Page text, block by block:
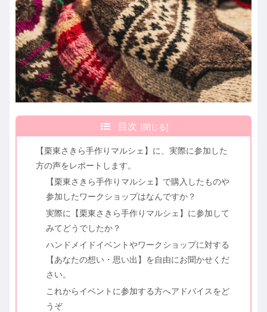
目次
【栗東さきら手作りマルシェ】に、実際に参加した
方の声をレポートします。
【栗東さきら手作りマルシェ】で購入したものや
参加したワークショップはなんですか？
実際に【栗東さきら手作りマルシェ】に参加して
みてどうでしたか？
ハンドメイドイベントやワークショップに対する
【あなたの想い・思い出】を自由にお聞かせくだ
さい。
これからイベントに参加する方へアドバイスをど
うぞ